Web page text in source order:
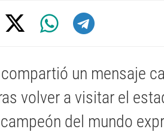
un mensaje
volver a visitar el
del mundo